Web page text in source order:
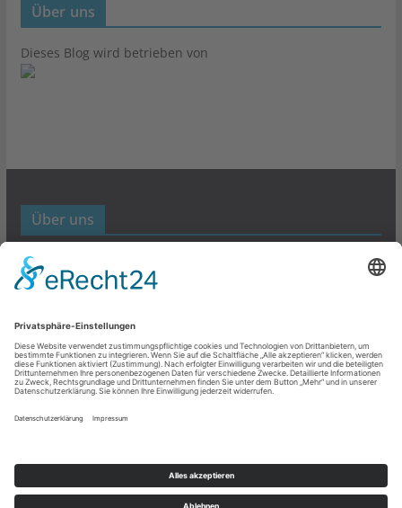
Über uns
Dieses Blog wird betrieben von
Über uns
Werbund- und Marketing Blog
Links
Datenschutz
Impressum
Werbung- und Marketing
vorbehalten.